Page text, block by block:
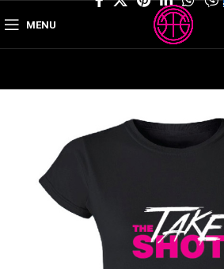
MENU